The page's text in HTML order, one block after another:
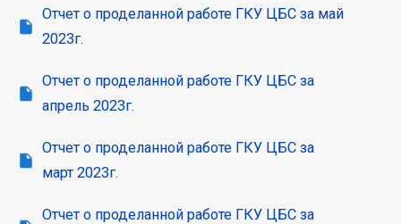
Отчет о проделанной работе ГКУ ЦБС за май
2023г.
Отчет о проделанной работе ГКУ ЦБС за
апрель 2023г.
Отчет о проделанной работе ГКУ ЦБС за
март 2023г.
Отчет о проделанной работе ГКУ ЦБС за